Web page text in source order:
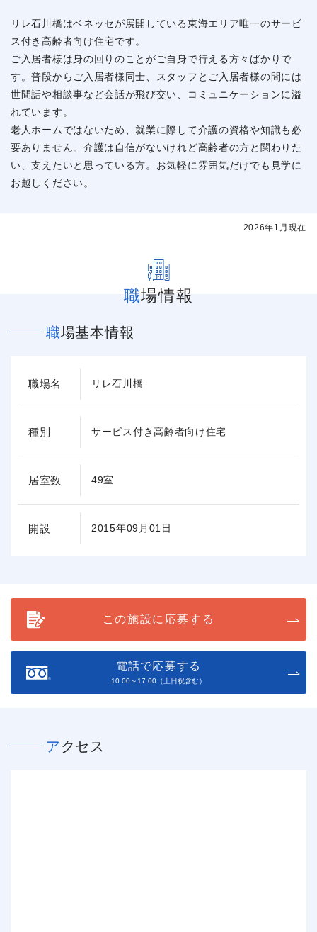
リレ石川橋はベネッセが展開している東海エリア唯一のサービ
ス付き高齢者向け住宅です。
ご入居者様は身の回りのことがご自身で行える方々ばかりで
す。普段からご入居者様同士、スタッフとご入居者様の間には
世間話や相談事など会話が飛び交い、コミュニケーションに溢
れています。
老人ホームではないため、就業に際して介護の資格や知識も必
要ありません。介護は自信がないけれど高齢者の方と関わりた
い、支えたいと思っている方。お気軽に雰囲気だけでも見学に
お越しください。
2026年1月現在
職場情報
職場基本情報
職場名 リレ石川橋
種別 サービス付き高齢者向け住宅
居室数 49室
開設 2015年09月01日
この施設に応募する
電話で応募する
10:00～17:00（土日祝含む）
アクセス